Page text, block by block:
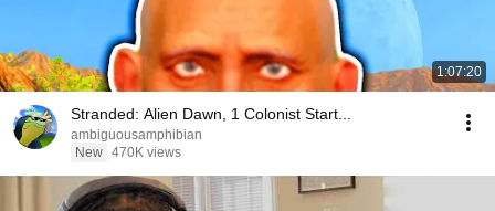
1:07:20
Stranded: Alien Dawn, 1 Colonist Start...
ambiguousamphibian
New 470K views